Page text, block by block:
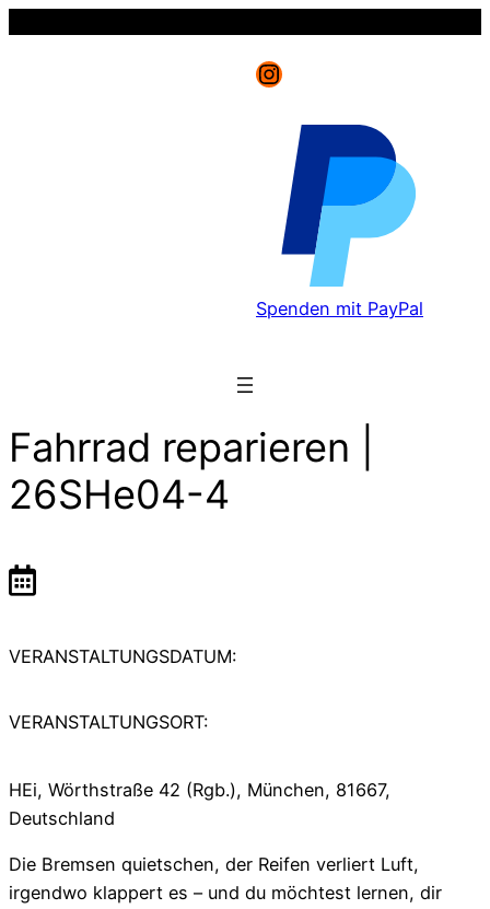
Instagram
Spenden mit PayPal
Fahrrad reparieren |
26SHe04-4
VERANSTALTUNGSDATUM:
VERANSTALTUNGSORT:
HEi, Wörthstraße 42 (Rgb.), München, 81667,
Deutschland
Die Bremsen quietschen, der Reifen verliert Luft,
irgendwo klappert es – und du möchtest lernen, dir